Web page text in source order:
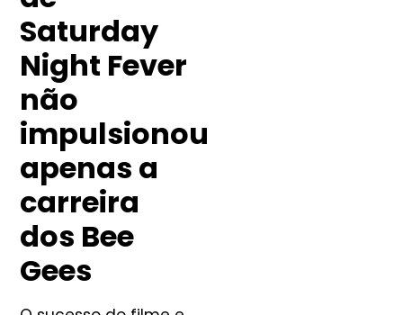
Saturday
Night Fever
não
impulsionou
apenas a
carreira
dos Bee
Gees